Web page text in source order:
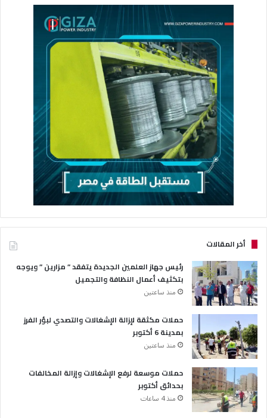
أخر المقالات
رئيس جهاز العلمين الجديدة يتفقد ” مزارين ” ويوجه
بتكثيف أعمال النظافة والتجميل
منذ ساعتين
حملات مكثقة لإزالة الإشغالات والتصدي لبؤر الفرز
بمدينة 6 أكتوبر
منذ ساعتين
حملات موسعة لرفع الإشغالات وإزالة المخالفات
بحدائق أكتوبر
منذ 4 ساعات